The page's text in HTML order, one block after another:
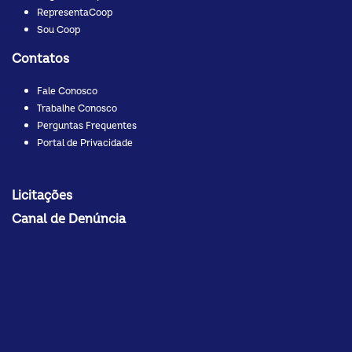
RepresentaCoop
Sou Coop
Contatos
Fale Conosco
Trabalhe Conosco
Perguntas Frequentes
Portal de Privacidade
Licitações
Canal de Denúncia